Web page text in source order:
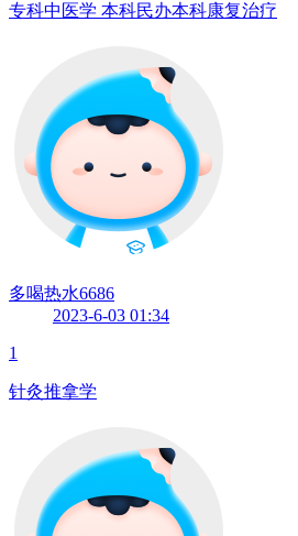
专科中医学 本科民办本科康复治疗
多喝热水6686
2023-6-03 01:34
1
针灸推拿学